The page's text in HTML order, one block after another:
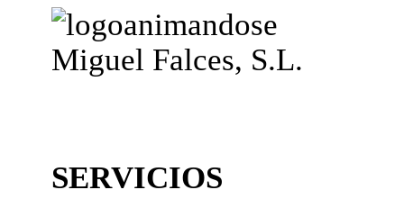
Miguel Falces, S.L.
SERVICIOS